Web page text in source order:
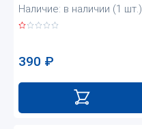
Наличие: в наличии (1 шт.)
390 ₽